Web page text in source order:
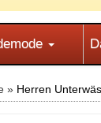
» Herren